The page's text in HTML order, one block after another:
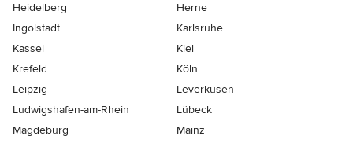
Heidelberg
Herne
Ingolstadt
Karlsruhe
Kassel
Kiel
Krefeld
Köln
Leipzig
Leverkusen
Ludwigshafen-am-Rhein
Lübeck
Magdeburg
Mainz